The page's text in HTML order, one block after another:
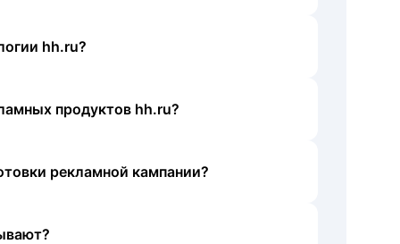
hh.ru?
продуктов hh.ru?
рекламной кампании?